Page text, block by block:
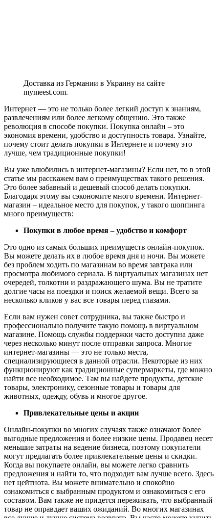
Доставка из Германии в Украину на сайте
mymeest.com.
Интернет — это не только более легкий доступ к знаниям,
развлечениям или более легкому общению. Это также
революция в способе покупки. Покупка онлайн – это
экономия времени, удобство и доступность товара. Узнайте,
почему стоит делать покупки в Интернете и почему это
лучше, чем традиционные покупки!
Вы уже влюбились в интернет-магазины? Если нет, то в этой
статье мы расскажем вам о преимуществах такого решения.
Это более забавный и дешевый способ делать покупки.
Благодаря этому вы сэкономите много времени. Интернет-
магазин – идеальное место для покупок, у такого шоппинга
много преимуществ:
Покупки в любое время – удобство и комфорт
Это одно из самых больших преимуществ онлайн-покупок.
Вы можете делать их в любое время дня и ночи. Вы можете
без проблем ходить по магазинам во время завтрака или
просмотра любимого сериала. В виртуальных магазинах нет
очередей, толкотни и раздражающего шума. Вы не тратите
долгие часы на поездки и поиск желаемой вещи. Всего за
несколько кликов у вас все товары перед глазами.
Если вам нужен совет сотрудника, вы также быстро и
профессионально получите такую помощь в виртуальном
магазине. Помощь службы поддержки часто доступна даже
через несколько минут после отправки запроса. Многие
интернет-магазины — это не только места,
специализирующиеся в данной отрасли. Некоторые из них
функционируют как традиционные супермаркеты, где можно
найти все необходимое. Там вы найдете продукты, детские
товары, электронику, сезонные товары и товары для
животных, одежду, обувь и многое другое.
Привлекательные цены и акции
Онлайн-покупки во многих случаях также означают более
выгодные предложения и более низкие цены. Продавец несет
меньшие затраты на ведение бизнеса, поэтому покупатели
могут предлагать более привлекательные цены и скидки.
Когда вы покупаете онлайн, вы можете легко сравнить
предложения и найти то, что подходит вам лучше всего. Здесь
нет цейтнота. Вы можете внимательно и спокойно
ознакомиться с выбранным продуктом и ознакомиться с его
составом. Вам также не придется переживать, что выбранный
товар не оправдает ваших ожиданий. Во многих магазинах